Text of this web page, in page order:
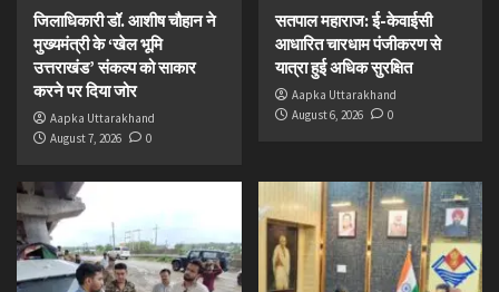
जिलाधिकारी डॉ. आशीष चौहान ने
मुख्यमंत्री के ‘खेल भूमि
उत्तराखंड’ संकल्प को साकार
करने पर दिया जोर
Aapka Uttarakhand
August 7, 2026
0
सतपाल महाराज: ई-केवाईसी
आधारित चारधाम पंजीकरण से
यात्रा हुई अधिक सुरक्षित
Aapka Uttarakhand
August 6, 2026
0